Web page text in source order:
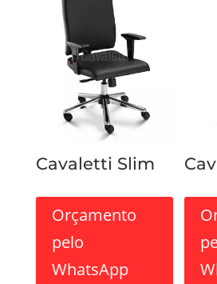
Cavaletti Slim
Orçamento
pelo
WhatsApp